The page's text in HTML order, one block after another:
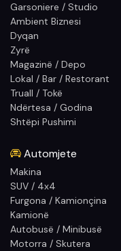
Garsoniere / Studio
Ambient Biznesi
Dyqan
Zyrë
Magazinë / Depo
Lokal / Bar / Restorant
Truall / Tokë
Ndërtesa / Godina
Shtëpi Pushimi
Automjete
Makina
SUV / 4x4
Furgona / Kamionçina
Kamionë
Autobusë / Minibusë
Motorra / Skutera